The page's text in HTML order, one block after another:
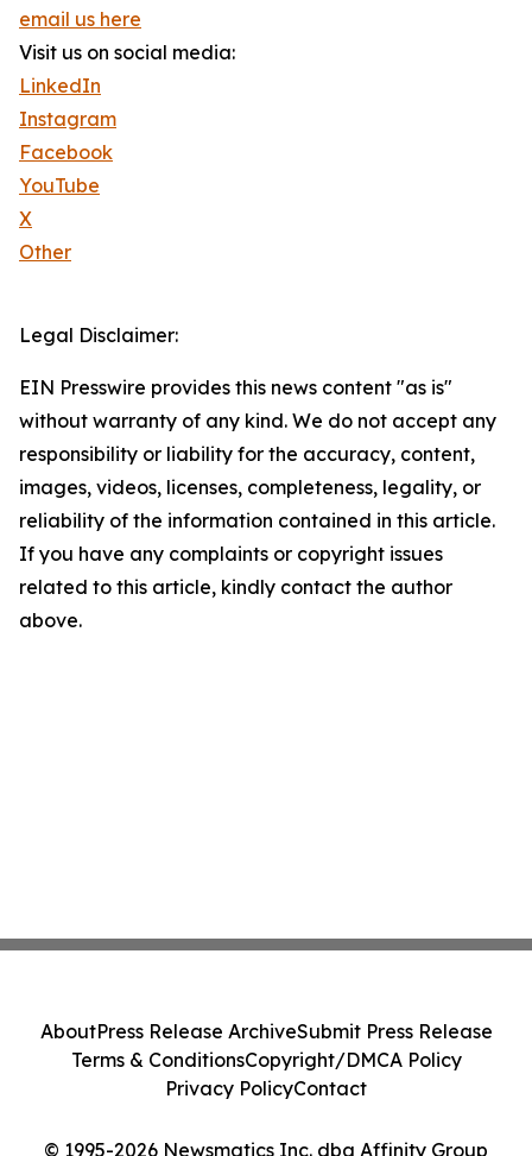
email us here
Visit us on social media:
LinkedIn
Instagram
Facebook
YouTube
X
Other
Legal Disclaimer:
EIN Presswire provides this news content "as is"
without warranty of any kind. We do not accept any
responsibility or liability for the accuracy, content,
images, videos, licenses, completeness, legality, or
reliability of the information contained in this article.
If you have any complaints or copyright issues
related to this article, kindly contact the author
above.
© 1995-2026 Newsmatics Inc. dba Affinity Group
AboutPress Release ArchiveSubmit Press Release
Terms & ConditionsCopyright/DMCA Policy
Privacy PolicyContact